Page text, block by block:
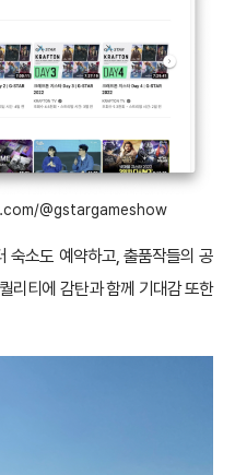
@gstargameshow
숙소도 예약하고, 출품작들의 공
리티에 감탄과 함께 기대감 또한